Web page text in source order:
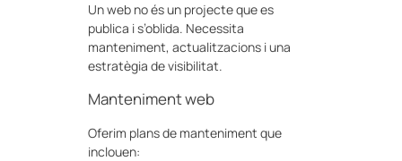
Un web no és un projecte que es
publica i s’oblida. Necessita
manteniment, actualitzacions i una
estratègia de visibilitat.
Manteniment web
Oferim plans de manteniment que
inclouen: